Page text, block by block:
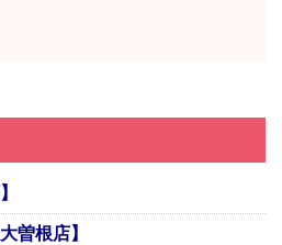
曽根店】